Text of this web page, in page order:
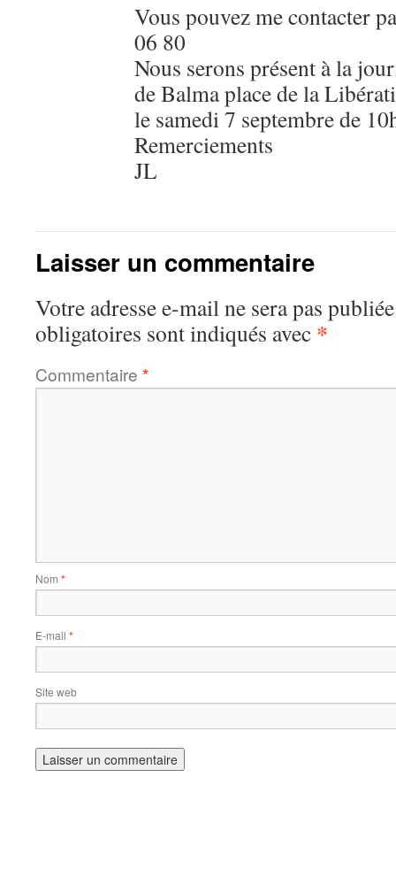
Vous pouvez me contacter
06 80
Nous serons présent à la
de Balma place de la
le samedi 7 septembre de
Remerciements
JL
Laisser un commentaire
Votre adresse e-mail ne sera pas
obligatoires sont indiqués avec *
Commentaire *
Nom *
E-mail *
Site web